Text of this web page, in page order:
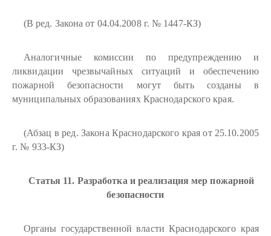
(В ред. Закона от 04.04.2008 г. № 1447-КЗ)
Аналогичные комиссии по предупреждению и
ликвидации чрезвычайных ситуаций и обеспечению
пожарной безопасности могут быть созданы в
муниципальных образованиях Краснодарского края.
(Абзац в ред. Закона Краснодарского края от 25.10.2005
г. № 933-КЗ)
Статья 11. Разработка и реализация мер пожарной
безопасности
Органы государственной власти Краснодарского края